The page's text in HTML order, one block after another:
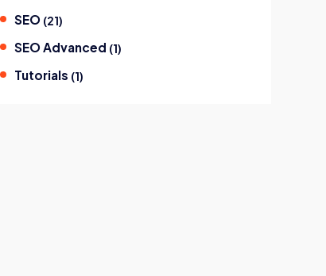
SEO (21)
SEO Advanced (1)
Tutorials (1)